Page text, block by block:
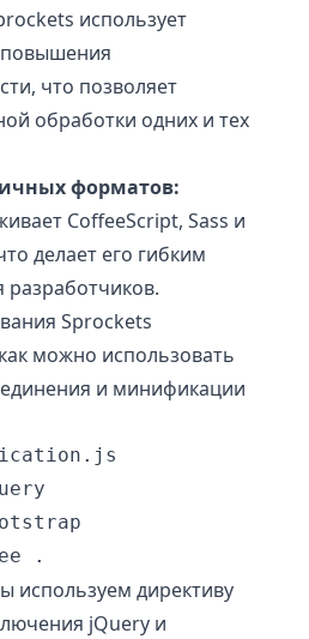
использует
что позволяет
обработки одних и тех
форматов:
CoffeeScript, Sass и
делает его гибким
разработчиков.
Sprockets
можно использовать
и минификации
используем директиву
jQuery и